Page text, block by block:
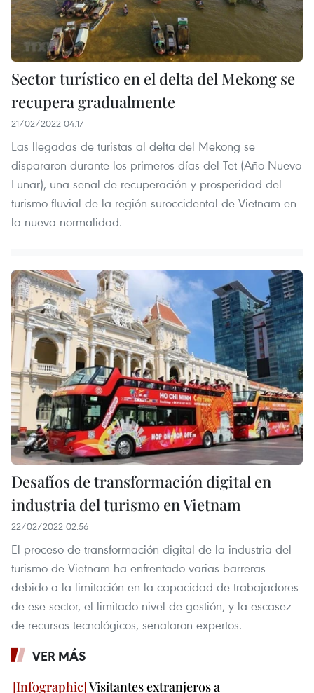
Sector turístico en el delta del Mekong se
recupera gradualmente
21/02/2022 04:17
Las llegadas de turistas al delta del Mekong se
dispararon durante los primeros días del Tet (Año Nuevo
Lunar), una señal de recuperación y prosperidad del
turismo fluvial de la región suroccidental de Vietnam en
la nueva normalidad.
Desafíos de transformación digital en
industria del turismo en Vietnam
22/02/2022 02:56
El proceso de transformación digital de la industria del
turismo de Vietnam ha enfrentado varias barreras
debido a la limitación en la capacidad de trabajadores
de ese sector, el limitado nivel de gestión, y la escasez
de recursos tecnológicos, señalaron expertos.
VER MÁS
Visitantes extranjeros a